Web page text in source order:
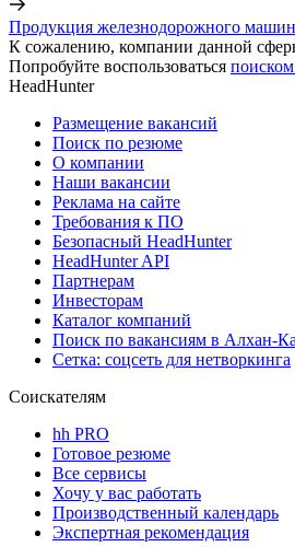
Продукция железнодорожного
К сожалению, компании данной
Попробуйте воспользоваться
HeadHunter
Размещение вакансий
Поиск по резюме
О компании
Наши вакансии
Реклама на сайте
Требования к ПО
Безопасный HeadHunter
HeadHunter API
Партнерам
Инвесторам
Каталог компаний
Поиск по вакансиям в Алхан-
Сетка: соцсеть для нетворкинга
Соискателям
hh PRO
Готовое резюме
Все сервисы
Хочу у вас работать
Производственный календарь
Экспертная рекомендация